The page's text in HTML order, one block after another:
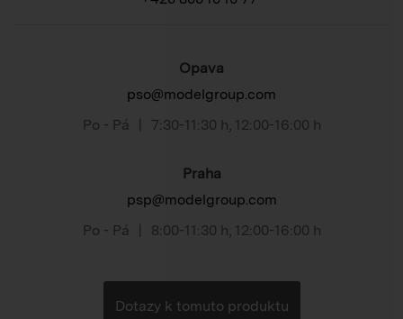
Opava
pso@modelgroup.com
Po - Pá
7:30-11:30 h 12:00-16:00 h
Praha
psp@modelgroup.com
Po - Pá
8:00-11:30 h 12:00-16:00 h
Dotazy k tomuto produktu